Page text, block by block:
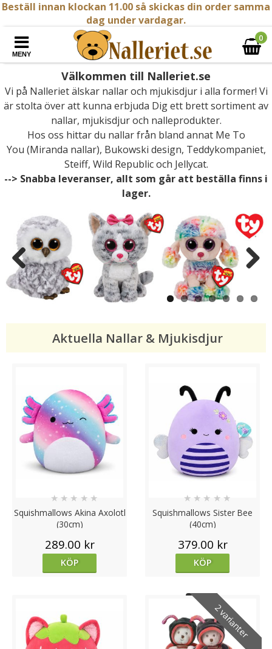
Beställ innan klockan 11.00 så skickas din order samma
dag under vardagar.
MENY
0
Välkommen till Nalleriet.se
Vi på Nalleriet älskar nallar och mjukisdjur i alla former! Vi
är stolta över att kunna erbjuda Dig ett brett sortiment av
nallar, mjukisdjur och nalleprodukter.
Hos oss hittar du nallar från bland annat Me To
You (Miranda nallar), Bukowski design, Teddykompaniet,
Steiff, Wild Republicoch Jellycat.
--> Snabba leveranser, allt som går att beställa finns i
lager.
Previous
Aktuella Nallar & Mjukisdjur
Squishmallows Akina Axolotl
(30cm)
★ ★ ★ ★ ★
289.00 kr
KÖP
Squishmallows Sister Bee
(40cm)
★ ★ ★ ★ ★
379.00 kr
KÖP
2 varianter